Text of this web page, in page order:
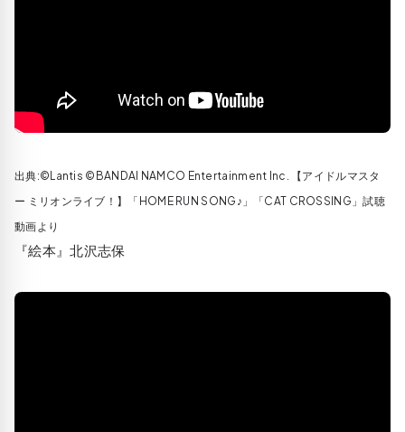
出典:©Lantis ©BANDAI NAMCO Entertainment Inc. 【アイドルマスタ
ー ミリオンライブ！】「HOME RUN SONG♪」「CAT CROSSING」試聴
動画より
『絵本』北沢志保